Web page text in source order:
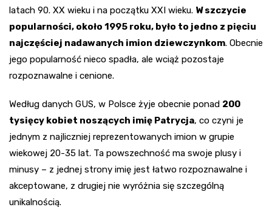
latach 90. XX wieku i na początku XXI wieku. W szczycie
popularności, około 1995 roku, było to jedno z pięciu
najczęściej nadawanych imion dziewczynkom. Obecnie
jego popularność nieco spadła, ale wciąż pozostaje
rozpoznawalne i cenione.
Według danych GUS, w Polsce żyje obecnie ponad 200
tysięcy kobiet noszących imię Patrycja, co czyni je
jednym z najliczniej reprezentowanych imion w grupie
wiekowej 20-35 lat. Ta powszechność ma swoje plusy i
minusy – z jednej strony imię jest łatwo rozpoznawalne i
akceptowane, z drugiej nie wyróżnia się szczególną
unikalnością.